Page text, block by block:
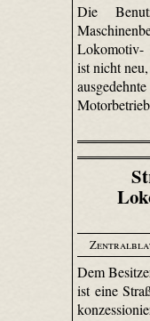
Die
Lokomotiv-
ist nicht
Dem
ist eine